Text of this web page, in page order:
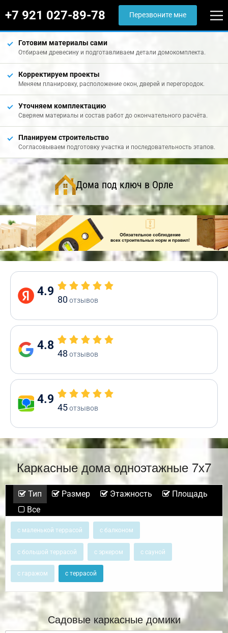
+7 921 027-89-78 Перезвоните мне
Готовим материалы сами
Отбираем древесину и подготавливаем детали домокомплекта.
Корректируем проекты
Меняем планировку, расположение окон, дверей и перегородок.
Уточняем комплектацию
Сверяем материалы и состав работ до окончательного расчёта.
Планируем строительство
Согласовываем подготовку участка и последовательность этапов.
Дома под ключ в Орле
4.9
80отзывов
4.8
48 отзывов
4.9
45отзывов
Каркасные дома одноэтажные 7х7
Тип Размер Этажность
Площадь
Все
с маленькой террасой с балконом
с большой террасой с эркером с сауной
с гаражом с террасой
Садовые каркасные домики